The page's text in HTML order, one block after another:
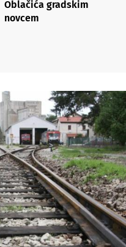
Oblačića gradskim
novcem